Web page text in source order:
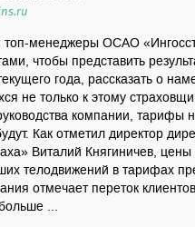
топ-менеджеры ОСАО
чтобы представить
года, рассказать о
не только к этому
компании, тарифы
Как отметил директор
Виталий Княгиничев,
телодвижений в тарифах
отмечает переток
...